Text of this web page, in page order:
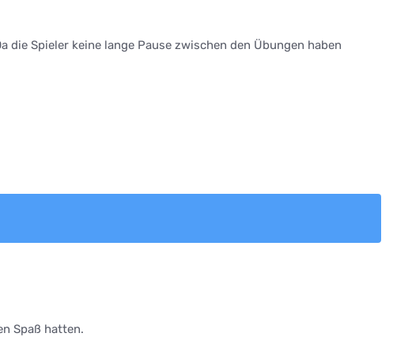
Spieler keine lange Pause zwischen den Übungen haben
Spaß hatten.